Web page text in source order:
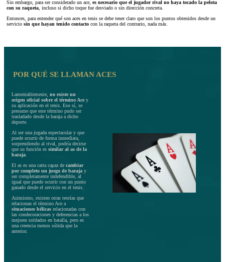
Sin embargo, para ser considerado un ace, es necesario que el jugador rival no haya tocado la pelota
con su raqueta , incluso si dicho toque fue desviado o sin dirección concreta.
Entonces, para entender qué son aces en tenis se debe tener claro que son los puntos obtenidos desde un
servicio sin que hayan tenido contacto con la raqueta del contrario, nada más.
POR QUÉ SE LLAMAN ACES
Lamentablemente, no existe un
origen oficial sobre el término Ace y
su aplicación en el tenis. Eso sí, se
presume que este término pudo ser
trasladado desde la baraja a dicho
deporte.
Al ser una jugada espectacular y que
puede ocurrir de forma inmediata,
sorprendiendo al rival, podría decirse
que su función es similar al as de la
baraja.
El as es una carta capaz de cambiar
por completo un juego de baraja y
ser completamente indefendible, al
igual que puede ocurrir con un punto
ganado desde el servicio en el tenis.
Asimismo, existen otras teorías que
relacionan el término Ace a
situaciones bélicas relacionadas con
las condecoraciones y deferencias a los
mejores soldados en batalla, pero es
una creencia menos sólida que la
anterior.